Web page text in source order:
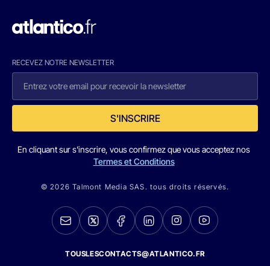
RECEVEZ NOTRE NEWSLETTER
S'INSCRIRE
En cliquant sur s'inscrire, vous confirmez que vous acceptez nos
Termes et Conditions
© 2026 Talmont Media SAS. tous droits réservés.
TOUSLESCONTACTS@ATLANTICO.FR